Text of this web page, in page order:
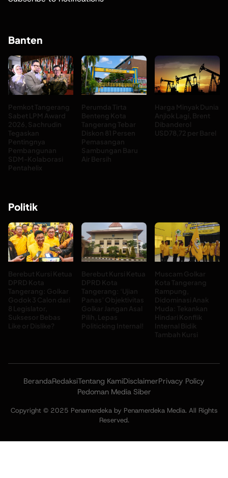
Banten
Pemkot Tangerang
Sabet LPM Award
2026, Sachrudin
Tegaskan
Pentingnya
Pembangunan
SDM-Kolaborasi
Pentahelix
Perumda Tirta
Benteng Kota
Tangerang Tebar
Diskon 81 Persen
Pemasangan
Sambungan Baru
Air Bersih
Harga Minyak Dunia
Anjlok Lagi, Brent
Dibanderol
USD78,72 per Barel
Politik
Berebut Kursi Ketua
DPRD Kota
Tangerang: Golkar
Godok 3 Calon dari
8 Legislator,
Suksesor Bebas
Like or Dislike?
Berebut Kursi Ketua
DPRD Kota
Tangerang: ‘Ujian
Panas’ Objektivitas
Golkar Jangan Asal
Pilih, Lepas
Politicking Internal!
Muscam Golkar
Kota Tangerang
Rampung,
Didominasi Anak
Muda: Tekankan
Hindari Konflik
Internal Bidik
Tambah Kursi
BerandaRedaksiTentang KamiDisclaimerPrivacy Policy
Pedoman Media Siber
Copyright © 2025 Penamerdeka by Penamerdeka Media. All Rights
Reserved.